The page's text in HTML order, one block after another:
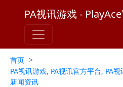
PA视讯游戏 -
首页 >
PA视讯游戏, PA视讯官方平台, PA
新闻资讯